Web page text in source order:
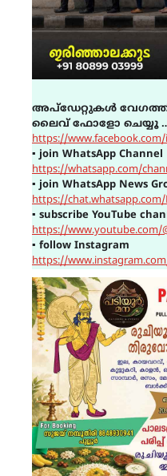
അപ്ഡേറ്റുകൾ
ലൈവ് ഫോളോ ചെയ്യൂ
https://
▪join WhatsApp Channel
https://whatsapp.com/
▪join WhatsApp News
https://chat.whatsapp.com/
▪ subscribe YouTube
https://www.youtube.com/
▪ follow Instagram
https://